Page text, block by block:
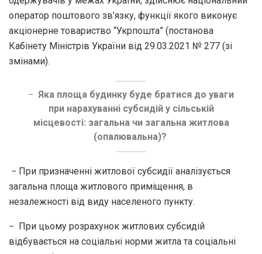
оператор поштового зв’язку, функції якого виконує
акціонерне товариство “Укрпошта” (постанова
Кабінету Міністрів України від 29.03.2021 № 277 (зі
змінами).
− Яка площа будинку буде братися до уваги
при нарахуванні субсидій у сільській
місцевості: загальна чи загальна житлова
(опалювальна)?
− При призначенні житлової субсидії аналізується
загальна площа житлового приміщення, в
незалежності від виду населеного пункту.
− При цьому розрахунок житлових субсидій
відбувається на соціальні норми житла та соціальні